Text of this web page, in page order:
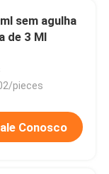
sem agulha
de 3 Ml
pieces
Conosco